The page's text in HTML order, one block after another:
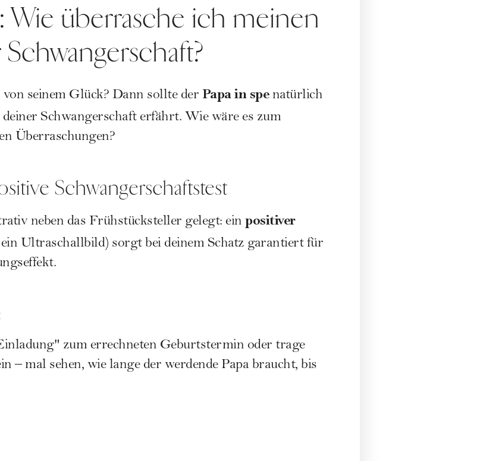
Wie überrasche ich meinen
seinem Glück? Dann sollte der Papa in spenatürlich
Schwangerschaft erfährt. Wie wäre es zum
Überraschungen?
Schwangerschaftstest
neben das Frühstücksteller gelegt: ein positiver
Ultraschallbild) sorgt bei deinem Schatz garantiert für
zum errechneten Geburtstermin oder trage
– mal sehen, wie lange der werdende Papa braucht, bis